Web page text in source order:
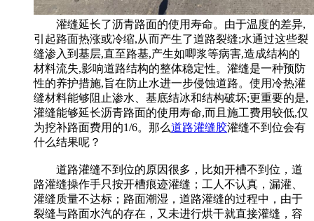
灌缝延长了沥青路面的使用寿命。由于温度的差异,
引起路面热涨或冷缩,从而产生了道路裂缝;水通过这些裂
缝渗入到基层,直至路基,产生如唧浆等病害,造成结构的
材料流失,影响道路结构的整体稳定性。灌缝是一种预防
性的养护措施,旨在防止水进一步侵蚀道路。使用冷热灌
缝材料能够阻止渗水、基底结冰和结构破坏;更重要的是,
灌缝能够延长沥青路面的使用寿命,而且施工费用较低,仅
为挖补路面费用的1/6。那么道路灌缝胶灌缝不到位会有
什么结果呢？
道路灌缝不到位的原因很多，比如开槽不到位，道
路灌缝操作手只按开槽痕迹灌缝；工人不认真，漏灌、
灌缝质量不达标；路面潮湿，道路灌缝的过程中，由于
裂缝与路面水汽的存在，又未进行烘干就直接灌缝，容